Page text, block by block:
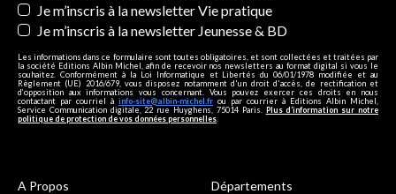
Je m’inscris à la newsletter Vie pratique
Je m’inscris à la newsletter Jeunesse & BD
Les informations dans ce formulaire sont toutes obligatoires, et sont collectées et traitées par
la société Editions Albin Michel, afin de recevoir nos newsletters au format digital si vous le
souhaitez. Conformément à la Loi Informatique et Libertés du 06/01/1978 modifiée et au
Règlement (UE) 2016/679, vous disposez notamment d'un droit d'accès, de rectification et
d’opposition aux informations vous concernant. Vous pouvez exercer ces droits en nous
contactant par courriel à info-site@albin-michel.fr ou par courrier à Editions Albin Michel,
Service Communication digitale, 22 rue Huyghens, 75014 Paris. Plus d’information sur notre
politique de protection de vos données personnelles
A Propos Départements